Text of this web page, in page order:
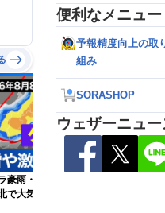
豪雨・落雷警戒】午後は東日
で大気の状態が非常に不安定に
便利なメニュー
予報精度向上の取
組み
SORASHOP
ウェザーニュ